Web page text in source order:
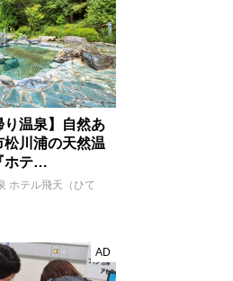
り温泉】自然あ
川浦の天然温
ホテ…
ホテル飛天（ひて
AD